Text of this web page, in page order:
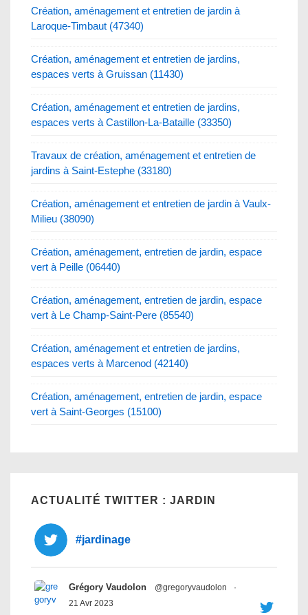
Création, aménagement et entretien de jardin à
Laroque-Timbaut (47340)
Création, aménagement et entretien de jardins,
espaces verts à Gruissan (11430)
Création, aménagement et entretien de jardins,
espaces verts à Castillon-La-Bataille (33350)
Travaux de création, aménagement et entretien de
jardins à Saint-Estephe (33180)
Création, aménagement et entretien de jardin à Vaulx-
Milieu (38090)
Création, aménagement, entretien de jardin, espace
vert à Peille (06440)
Création, aménagement, entretien de jardin, espace
vert à Le Champ-Saint-Pere (85540)
Création, aménagement et entretien de jardins,
espaces verts à Marcenod (42140)
Création, aménagement, entretien de jardin, espace
vert à Saint-Georges (15100)
ACTUALITÉ TWITTER : JARDIN
#jardinage
Grégory Vaudolon @gregoryvaudolon
·
21 Avr 2023